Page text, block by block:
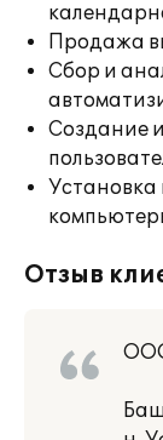
Продажа
Сбор и
Создание
Установка
Отзыв